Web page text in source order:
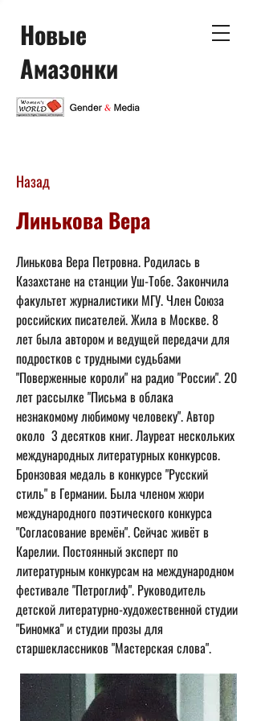
Новые
Амазонки
Назад
Линькова Вера
Линькова Вера Петровна. Родилась в
Казахстане на станции Уш-Тобе. Закончила
факультет журналистики МГУ. Член Союза
российских писателей. Жила в Москве. 8
лет была автором и ведущей передачи для
подростков с трудными судьбами
"Поверженные короли" на радио "России". 20
лет рассылке "Письма в облака
незнакомому любимому человеку". Автор
около  3 десятков книг. Лауреат нескольких
международных литературных конкурсов.
Бронзовая медаль в конкурсе "Русский
стиль" в Германии. Была членом жюри
международного поэтического конкурса
"Согласование времён". Сейчас живёт в
Карелии. Постоянный эксперт по
литературным конкурсам на международном
фестивале "Петроглиф". Руководитель
детской литературно-художественной студии
"Биномка" и студии прозы для
старшеклассников "Мастерская слова".